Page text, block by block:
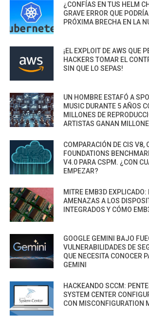
¿CONFÍAS EN TUS HELM
GRAVE ERROR QUE
PRÓXIMA BRECHA EN LA
¡EL EXPLOIT DE AWS QUE
HACKERS TOMAR EL
SIN QUE LO SEPAS!
UN HOMBRE ESTAFÓ A
MUSIC DURANTE 5 AÑOS
MILLONES DE
ARTISTAS GANAN
COMPARACIÓN DE CIS V8,
FOUNDATIONS
V4.0 PARA CSPM. ¿CON
EMPEZAR?
MITRE EMB3D EXPLICADO:
AMENAZAS A LOS
INTEGRADOS Y CÓMO
GOOGLE GEMINI BAJO
VULNERABILIDADES DE
QUE NECESITA CONOCER
GEMINI
HACKEANDO SCCM:
SYSTEM CENTER
CON MISCONFIGURATION